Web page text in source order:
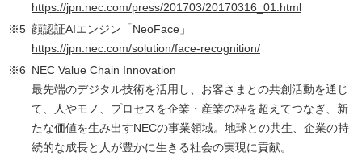
https://jpn.nec.com/press/201703/20170316_01.html
※5 顔認証AIエンジン「NeoFace」
https://jpn.nec.com/solution/face-recognition/
※6 NEC Value Chain Innovation
最先端のデジタル技術を活用し、お客さまとの共創活動を通じ
て、人やモノ、プロセスを企業・産業の枠を超えてつなぎ、新
たな価値を生み出すNECの事業領域。地球との共生、企業の持
続的な成長と人が豊かに生きる社会の実現に貢献。